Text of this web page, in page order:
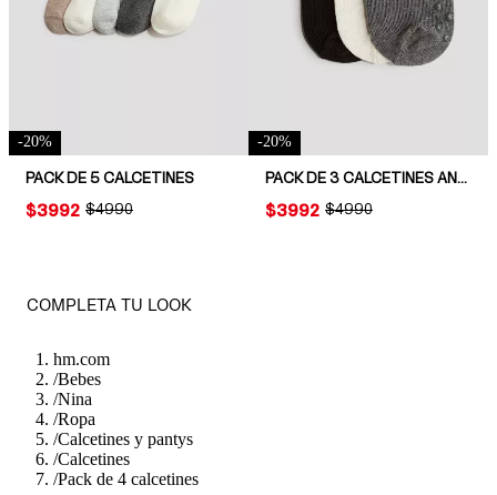
-20%
PACK DE 5 CALCETINES
ORIGINAL PRICE:
$4990
PRICE:
$3992
-20%
PACK DE 3 CALCETINES ANTIDESLIZANTES
ORIGINAL PRICE:
$4990
PRICE:
$3992
COMPLETA TU LOOK
hm.com
/Bebes
/Nina
/Ropa
/Calcetines y pantys
/Calcetines
/Pack de 4 calcetines